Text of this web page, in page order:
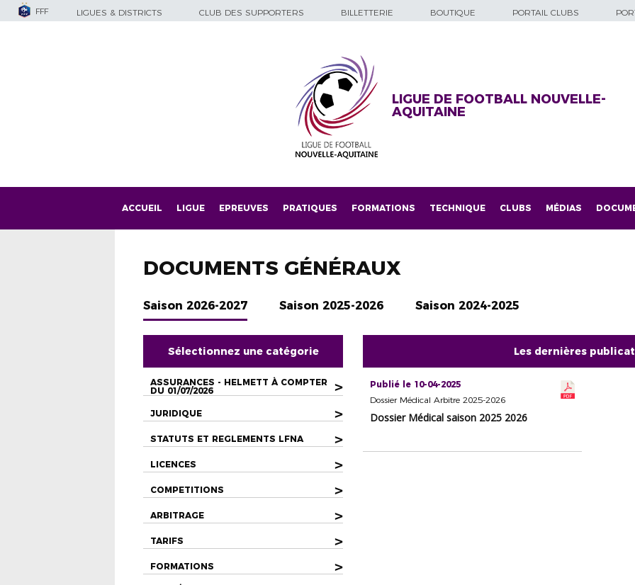
FFF LIGUES & DISTRICTS CLUB DES SUPPORTERS BILLETTERIE BOUTIQUE PORTAIL CLUBS
LIGUE DE FOOTBALL NOUVELLE-
AQUITAINE
ACCUEIL LIGUE EPREUVES PRATIQUES FORMATIONS TECHNIQUE CLUBS MÉDIAS
DOCUMENTS GÉNÉRAUX
Saison 2026-2027 Saison 2025-2026 Saison 2024-2025
Sélectionnez une catégorie
ASSURANCES - HELMETT À COMPTER
DU 01/07/2026
>
JURIDIQUE >
STATUTS ET REGLEMENTS LFNA >
LICENCES >
COMPETITIONS >
ARBITRAGE >
TARIFS >
FORMATIONS >
Les dernières
Publié le 10-04-2025
Dossier Médical Arbitre 2025-2026
Dossier Médical saison 2025 2026